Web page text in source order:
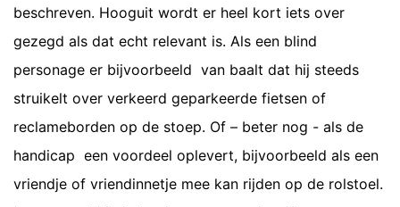
beschreven. Hooguit wordt er heel kort iets over
gezegd als dat echt relevant is. Als een blind
personage er bijvoorbeeld van baalt dat hij steeds
struikelt over verkeerd geparkeerde fietsen of
reclameborden op de stoep. Of – beter nog - als de
handicap een voordeel oplevert, bijvoorbeeld als een
vriendje of vriendinnetje mee kan rijden op de rolstoel.